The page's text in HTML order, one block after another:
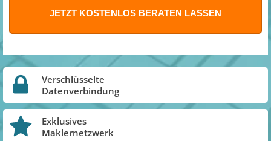
Verschlüsselte
Datenverbindung
Exklusives
Maklernetzwerk